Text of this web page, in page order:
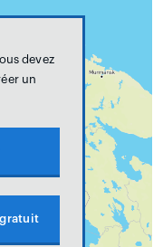
devez
un